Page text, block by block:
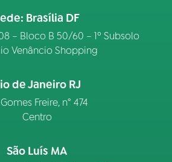
Brasília DF
– Bloco B 50/60 – 1º Subsolo
Venâncio Shopping
de Janeiro RJ
Freire, n° 474
Centro
São Luís MA